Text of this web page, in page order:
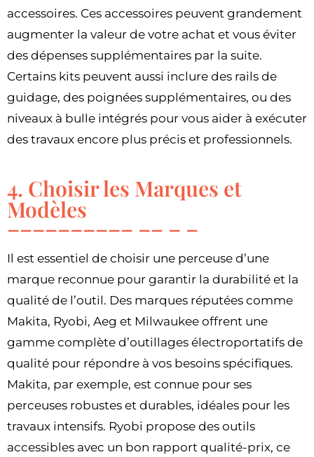
accessoires. Ces accessoires peuvent grandement
augmenter la valeur de votre achat et vous éviter
des dépenses supplémentaires par la suite.
Certains kits peuvent aussi inclure des rails de
guidage, des poignées supplémentaires, ou des
niveaux à bulle intégrés pour vous aider à exécuter
des travaux encore plus précis et professionnels.
4. Choisir les Marques et
Modèles
Il est essentiel de choisir une perceuse d’une
marque reconnue pour garantir la durabilité et la
qualité de l’outil. Des marques réputées comme
Makita, Ryobi, Aeg et Milwaukee offrent une
gamme complète d’outillages électroportatifs de
qualité pour répondre à vos besoins spécifiques.
Makita, par exemple, est connue pour ses
perceuses robustes et durables, idéales pour les
travaux intensifs. Ryobi propose des outils
accessibles avec un bon rapport qualité-prix, ce